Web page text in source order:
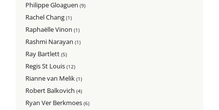
Philippe Gloaguen(9)
Rachel Chang(1)
Raphaëlle Vinon(1)
Rashmi Narayan(1)
Ray Bartlett(5)
Regis St Louis(12)
Rianne van Melik(1)
Robert Balkovich(4)
Ryan Ver Berkmoes(6)